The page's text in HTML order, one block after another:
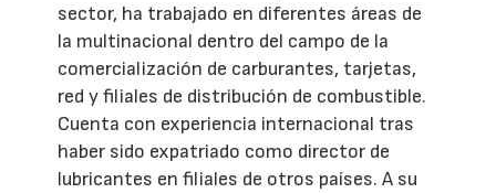
sector, ha trabajado en diferentes áreas de
la multinacional dentro del campo de la
comercialización de carburantes, tarjetas,
red y filiales de distribución de combustible.
Cuenta con experiencia internacional tras
haber sido expatriado como director de
lubricantes en filiales de otros países. A su